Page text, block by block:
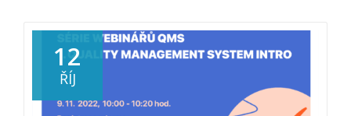
webinářů
2.
Správa
12
ŘÍJ